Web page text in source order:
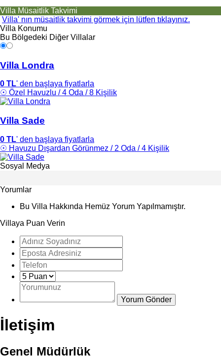
Villa Müsaitlik Takvimi
Villa' nın müsaitlik takvimi görmek için lütfen tıklayınız.
Villa Konumu
Bu Bölgedeki Diğer Villalar
Villa Londra
0 TL' den başlaya fiyatlarla
☉ Özel Havuzlu / 4 Oda / 8 Kişilik
Villa Sade
0 TL' den başlaya fiyatlarla
☉ Havuzu Dışardan Görünmez / 2 Oda / 4 Kişilik
Sosyal Medya
Yorumlar
Bu Villa Hakkında Hemüz Yorum Yapılmamıştır.
Villaya Puan Verin
İletişim
Genel Müdürlük